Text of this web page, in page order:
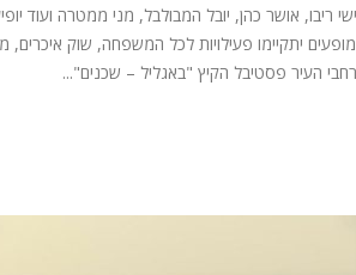
יתקיימו פעילויות לכל המשפחה, שוק איכרים,
העיר פסטיבל הקיץ "באגליל – שכנים"...